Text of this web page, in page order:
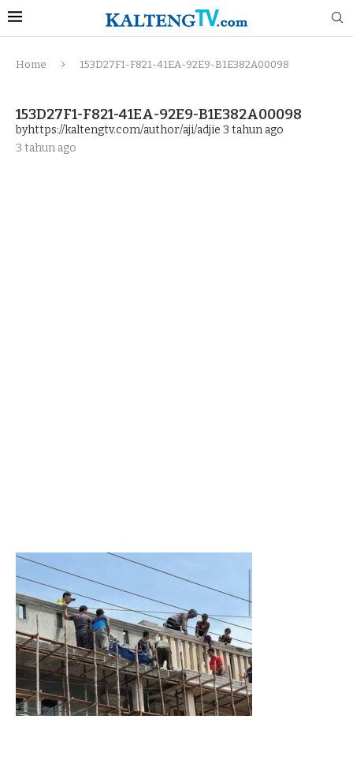
Home 153D27F1-F821-41EA-92E9-B1E382A00098
153D27F1-F821-41EA-92E9-B1E382A00098
byhttps://kaltengtv.com/author/aji/adjie 3 tahun ago
3 tahun ago